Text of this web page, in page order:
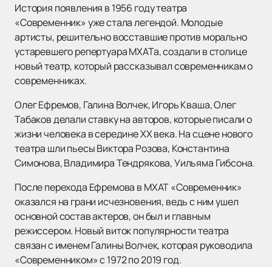
История появления в 1956 году театра
«Современник» уже стала легендой. Молодые
артисты, решительно восставшие против морально
устаревшего репертуара МХАТа, создали в столице
новый театр, который рассказывал современникам о
современниках.
Олег Ефремов, Галина Волчек, Игорь Кваша, Олег
Табаков делали ставку на авторов, которые писали о
жизни человека в середине XX века. На сцене нового
театра шли пьесы Виктора Розова, Константина
Симонова, Владимира Тендрякова, Уильяма Гибсона.
После перехода Ефремова в МХАТ «Современник»
оказался на грани исчезновения, ведь с ним ушел
основной состав актеров, он был и главным
режиссером. Новый виток популярности театра
связан с именем Галины Волчек, которая руководила
«Современником» с 1972 по 2019 год.